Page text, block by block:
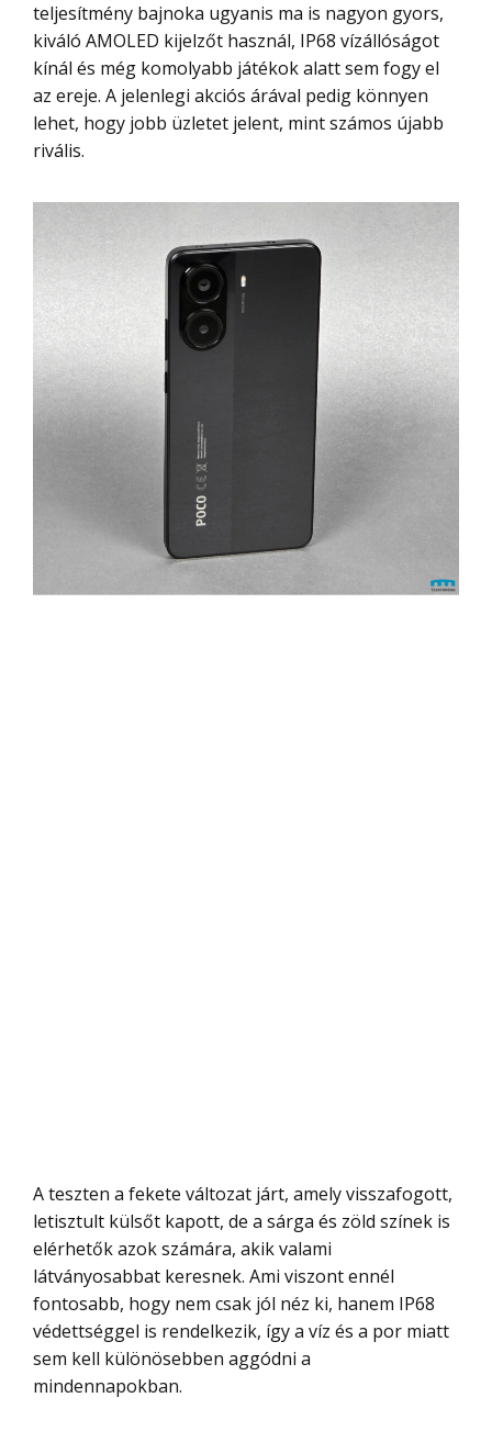
teljesítmény bajnoka ugyanis ma is nagyon gyors,
kiváló AMOLED kijelzőt használ, IP68 vízállóságot
kínál és még komolyabb játékok alatt sem fogy el
az ereje. A jelenlegi akciós árával pedig könnyen
lehet, hogy jobb üzletet jelent, mint számos újabb
rivális.
A teszten a fekete változat járt, amely visszafogott,
letisztult külsőt kapott, de a sárga és zöld színek is
elérhetők azok számára, akik valami
látványosabbat keresnek. Ami viszont ennél
fontosabb, hogy nem csak jól néz ki, hanem IP68
védettséggel is rendelkezik, így a víz és a por miatt
sem kell különösebben aggódni a
mindennapokban.